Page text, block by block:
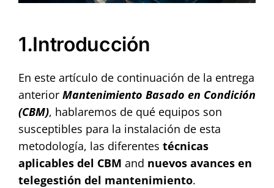
1.Introducción
En este artículo de continuación de la entrega
anterior Mantenimiento Basado en Condición
(CBM), hablaremos de qué equipos son
susceptibles para la instalación de esta
metodología, las diferentes técnicas
aplicables del CBM and nuevos avances en
telegestión del mantenimiento.